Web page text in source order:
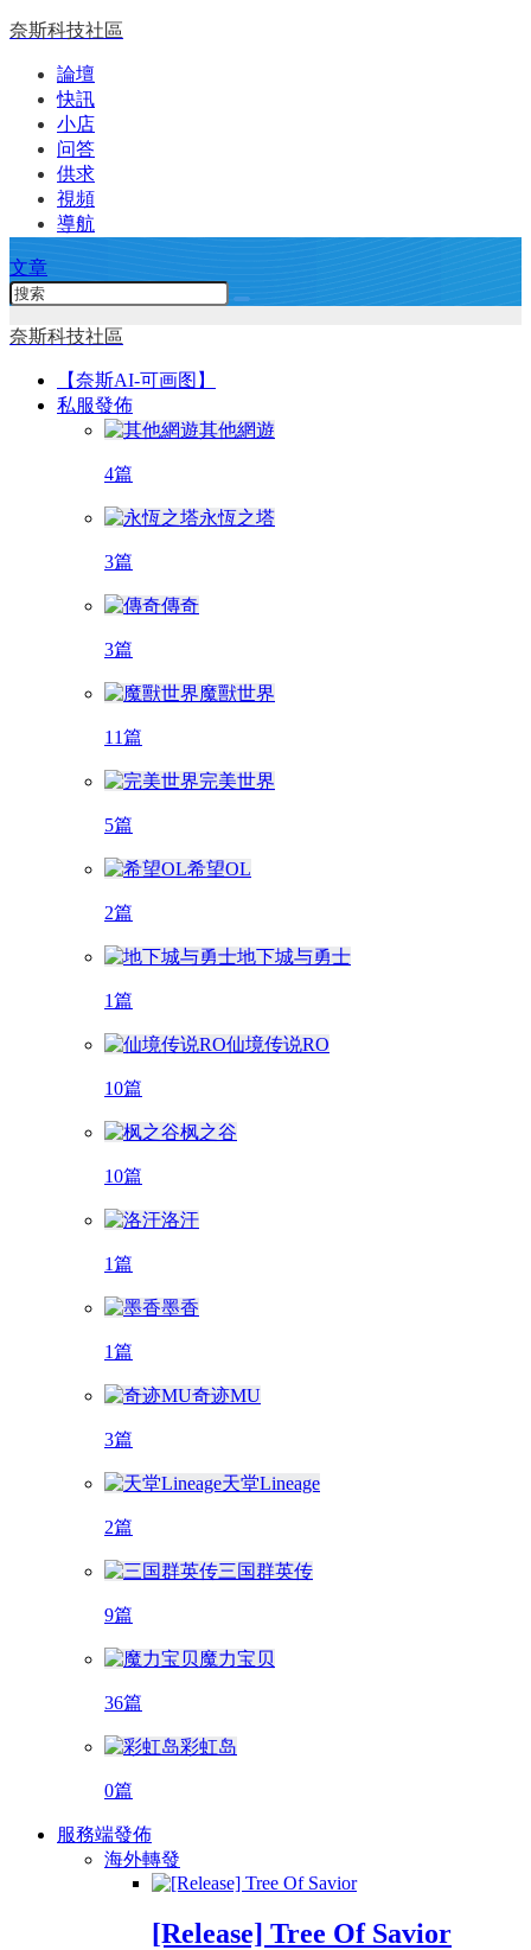
奈斯科技社區
論壇
快訊
小店
问答
供求
視頻
導航
文章
奈斯科技社區
【奈斯AI-可画图】
私服發佈
其他網遊
4篇
永恆之塔
3篇
傳奇
3篇
魔獸世界
11篇
完美世界
5篇
希望OL
2篇
地下城与勇士
1篇
仙境传说RO
10篇
枫之谷
10篇
洛汗
1篇
墨香
1篇
奇迹MU
3篇
天堂Lineage
2篇
三国群英传
9篇
魔力宝贝
36篇
彩虹岛
0篇
服務端發佈
海外轉發
[Release] Tree Of Savior